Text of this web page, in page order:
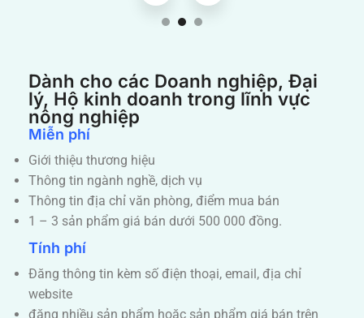
Dành cho các Doanh nghiệp, Đại
lý, Hộ kinh doanh trong lĩnh vực
nông nghiệp
Miễn phí
Giới thiệu thương hiệu
Thông tin ngành nghề, dịch vụ
Thông tin địa chỉ văn phòng, điểm mua bán
1 – 3 sản phẩm giá bán dưới 500 000 đồng.
Tính phí
Đăng thông tin kèm số điện thoại, email, địa chỉ
website
đăng nhiều sản phẩm hoặc sản phẩm giá bán trên